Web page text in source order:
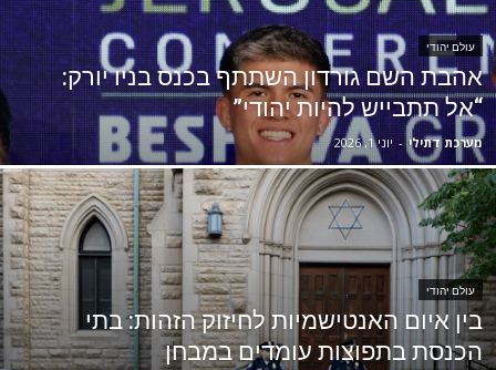
עולם יהודי
אהבת השם גורדון השתתף בכנס בניו יורק:
“אל תתבייש להיות יהודי”
מערכת דתילי - יוני 1, 2026
עולם יהודי
בין איום האנטישמיות לחיזוק הזהות: בתי
הכנסת בתפוצות עומדים במבחן